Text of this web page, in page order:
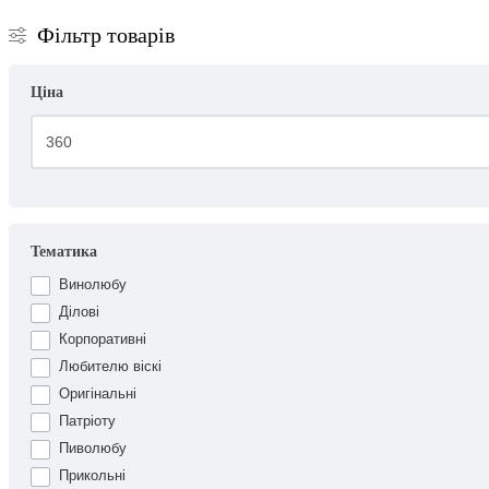
Фільтр товарів
Ціна
Тематика
Винолюбу
Ділові
Корпоративні
Любителю віскі
Оригінальні
Патріоту
Пиволюбу
Прикольні